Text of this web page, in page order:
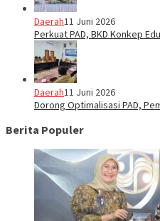
Daerah11 Juni 2026
Perkuat PAD, BKD Konkep
Daerah11 Juni 2026
Dorong Optimalisasi PAD,
Berita Populer